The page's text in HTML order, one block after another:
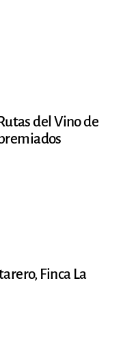
del Vino de
Finca La